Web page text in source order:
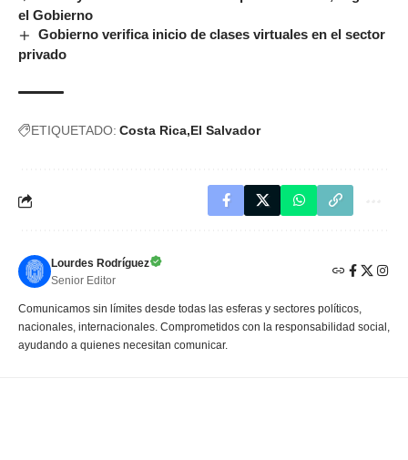
el Gobierno
Gobierno verifica inicio de clases virtuales en el sector
privado
ETIQUETADO: Costa Rica El Salvador
Lourdes Rodríguez
Senior Editor
Comunicamos sin límites desde todas las esferas y sectores políticos,
nacionales, internacionales. Comprometidos con la responsabilidad social,
ayudando a quienes necesitan comunicar.